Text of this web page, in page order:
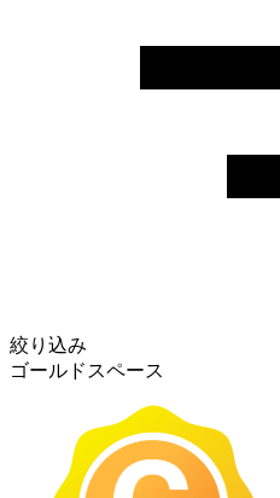
絞り込み
ゴールドスペース